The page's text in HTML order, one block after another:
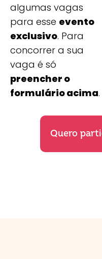
algumas vagas
para esse evento
exclusivo. Para
concorrer a sua
vaga é só
preencher o
formulário acima.
Quero